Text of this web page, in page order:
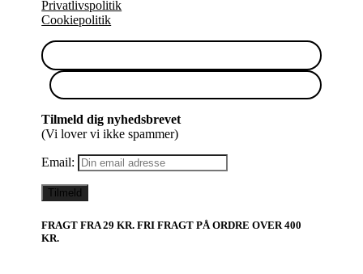
Privatlivspolitik
Cookiepolitik
Tilmeld dig nyhedsbrevet
(Vi lover vi ikke spammer)
Email:
FRAGT FRA 29 KR. FRI FRAGT PÅ ORDRE OVER 400
KR.